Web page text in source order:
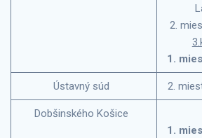
2.
1.
Ústavný súd 2.
Dobšinského Košice
1.